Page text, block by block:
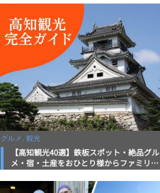
グルメ, 観光
【高知観光40選】鉄板スポット・絶品グル
メ・宿・土産をおひとり様からファミリー